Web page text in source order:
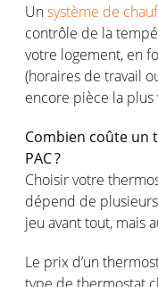
Unsystème de
contrôle de la
votre logement, en
(horaires de travail
encore pièce la plus
Combien coûte un
PAC ?
Choisirvotre
dépend de plusieurs
jeu avanttout, mais
Le prix d’un
type de thermostat